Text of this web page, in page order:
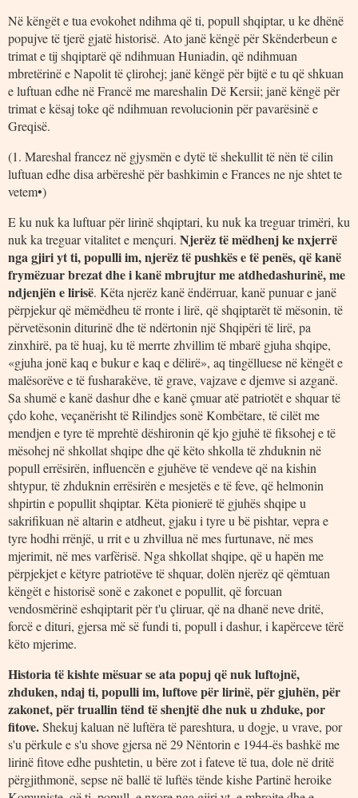
Në këngët e tua evokohet ndihma që ti, popull shqiptar, u ke dhënë
popujve të tjerë gjatë historisë. Ato janë këngë për Skënderbeun e
trimat e tij shqiptarë që ndihmuan Huniadin, që ndihmuan
mbretërinë e Napolit të çlirohej; janë këngë për bijtë e tu që shkuan
e luftuan edhe në Francë me mareshalin Dë Kersii; janë këngë për
trimat e kësaj toke që ndihmuan revolucionin për pavarësinë e
Greqisë.
(1. Mareshal francez në gjysmën e dytë të shekullit të nën të cilin
luftuan edhe disa arbëreshë për bashkimin e Frances ne nje shtet te
vetem•)
E ku nuk ka luftuar për lirinë shqiptari, ku nuk ka treguar trimëri, ku
nuk ka treguar vitalitet e mençuri. Njerëz të mëdhenj ke nxjerrë
nga gjiri yt ti, populli im, njerëz të pushkës e të penës, që kanë
frymëzuar brezat dhe i kanë mbrujtur me atdhedashurinë, me
ndjenjën e lirisë. Këta njerëz kanë ëndërruar, kanë punuar e janë
përpjekur që mëmëdheu të rronte i lirë, që shqiptarët të mësonin, të
përvetësonin diturinë dhe të ndërtonin një Shqipëri të lirë, pa
zinxhirë, pa të huaj, ku të merrte zhvillim të mbarë gjuha shqipe,
«gjuha jonë kaq e bukur e kaq e dëlirë», aq tingëlluese në këngët e
malësorëve e të fusharakëve, të grave, vajzave e djemve si azganë.
Sa shumë e kanë dashur dhe e kanë çmuar atë patriotët e shquar të
çdo kohe, veçanërisht të Rilindjes sonë Kombëtare, të cilët me
mendjen e tyre të mprehtë dëshironin që kjo gjuhë të fiksohej e të
mësohej në shkollat shqipe dhe që këto shkolla të zhduknin në
popull errësirën, influencën e gjuhëve të vendeve që na kishin
shtypur, të zhduknin errësirën e mesjetës e të feve, që helmonin
shpirtin e popullit shqiptar. Këta pionierë të gjuhës shqipe u
sakrifikuan në altarin e atdheut, gjaku i tyre u bë pishtar, vepra e
tyre hodhi rrënjë, u rrit e u zhvillua në mes furtunave, në mes
mjerimit, në mes varfërisë. Nga shkollat shqipe, që u hapën me
përpjekjet e këtyre patriotëve të shquar, dolën njerëz që qëmtuan
këngët e historisë sonë e zakonet e popullit, që forcuan
vendosmërinë eshqiptarit për t'u çliruar, që na dhanë neve dritë,
forcë e dituri, gjersa më së fundi ti, popull i dashur, i kapërceve tërë
këto mjerime.
Historia të kishte mësuar se ata popuj që nuk luftojnë,
zhduken, ndaj ti, populli im, luftove për lirinë, për gjuhën, për
zakonet, për truallin tënd të shenjtë dhe nuk u zhduke, por
fitove.Shekuj kaluan në luftëra të pareshtura, u dogje, u vrave, por
s'u përkule e s'u shove gjersa në 29 Nëntorin e 1944-ës bashkë me
lirinë fitove edhe pushtetin, u bëre zot i fateve të tua, dole në dritë
përgjithmonë, sepse në ballë të luftës tënde kishe Partinë heroike